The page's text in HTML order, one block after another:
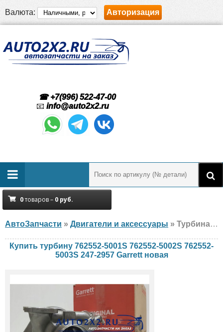
Валюта: Авторизация
☎ +7(996) 522-47-00
📧 info@auto2x2.ru
0товаров – 0 руб.
АвтоЗапчасти » Двигатели и аксессуары » Турбина Garrett 762552-5001S 762552-5002S 762552-5003S 247-2957 Cat, новая
Купить турбину 762552-5001S 762552-5002S 762552-
5003S 247-2957 Garrett новая